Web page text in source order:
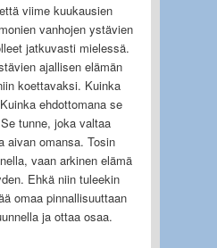
viime kuukausien
vanhojen ystävien
jatkuvasti mielessä.
ajallisen elämän
koettavaksi. Kuinka
ehdottomana se
tunne, joka valtaa
aivan omansa. Tosin
vaan arkinen elämä
Ehkä niin tuleekin
omaa pinnallisuuttaan
ja ottaa osaa.